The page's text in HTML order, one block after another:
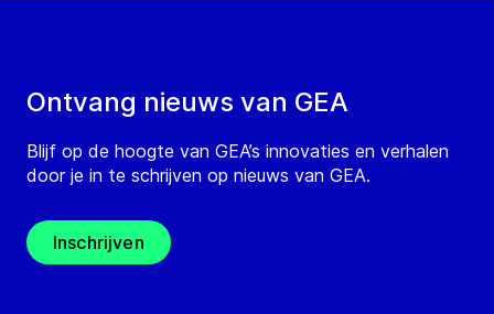
Ontvang nieuws van GEA
Blijf op de hoogte van GEA’s innovaties en verhalen
door je in te schrijven op nieuws van GEA.
Inschrijven